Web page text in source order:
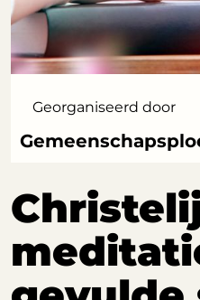
Georganiseerd door